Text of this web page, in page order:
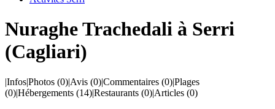
Nuraghe Trachedali à Serri
(Cagliari)
|Infos|Photos (0)|Avis (0)|Commentaires (0)|Plages
(0)|Hébergements (14)|Restaurants (0)|Articles (0)